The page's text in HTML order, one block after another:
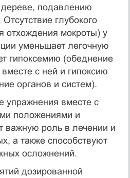
подавлению
глубокого
отхождения мокроты) у
уменьшает легочную
гипоксемию (обеднение
с ней и гипоксию
органов и систем).
упражнения вместе с
положениями и
важную роль в лечении и
а также способствуют
осложнений.
дозированной